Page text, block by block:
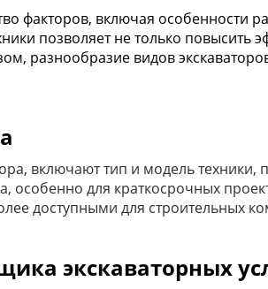
факторов, включая особенности
позволяет не только повысить
разнообразие видов
включают тип и модель
особенно для краткосрочных
доступными для строительных
экскаваторных